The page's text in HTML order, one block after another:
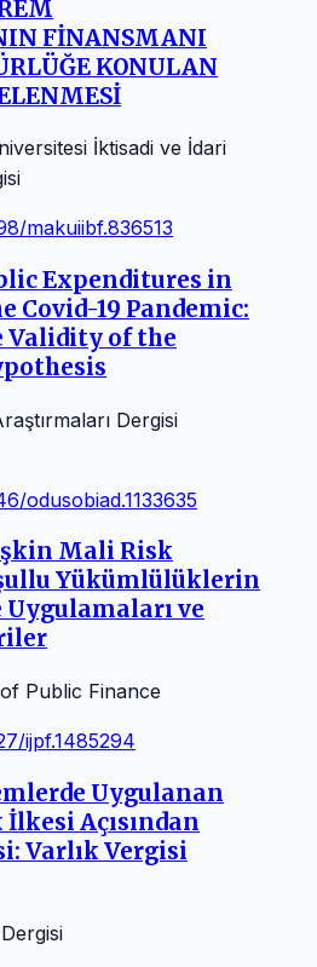
FİNANSMANI
KONULAN
İktisadi ve İdari
makuiibf.836513
Expenditures in
Covid-19 Pandemic:
Validity of the
Dergisi
odusobiad.1133635
Mali Risk
Yükümlülüklerin
ve
Public Finance
ijpf.1485294
Uygulanan
Açısından
Varlık Vergisi